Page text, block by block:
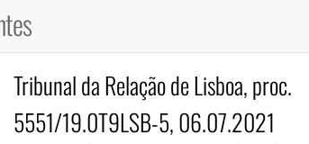
Tribunal da Relação de Lisboa, proc.
5551/19.0T9LSB-5, 06.07.2021